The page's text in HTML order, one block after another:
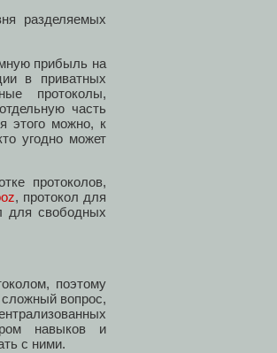
разделяемых
прибыль на
в приватных
протоколы,
часть
этого можно, к
угодно может
протоколов,
, протокол для
для свободных
поэтому
вопрос,
навыков и
с ними.